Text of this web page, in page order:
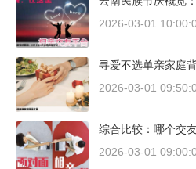
2026-03-01
寻爱不选单亲家庭
2026-03-01
综合比较：哪个交
2026-03-01